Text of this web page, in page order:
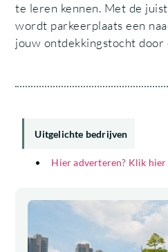
te leren kennen. Met de
wordt parkeerplaats een
jouw ontdekkingstocht door
Uitgelichte bedrijven
Hier adverteren? Klik hier